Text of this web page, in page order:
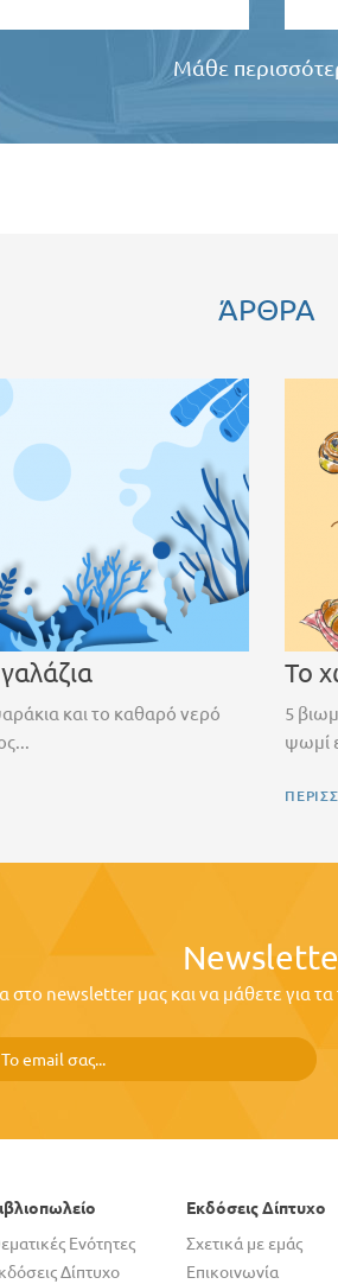
Μάθε
ΆΡΘΡΑ
και το καθαρό νερό
Το
5
ψωμί
newsletter μας και να μάθετε για τα
Ενότητες
Δίπτυχο
Εκδόσεις Δίπτυχο
Σχετικά με εμάς
Επικοινωνία